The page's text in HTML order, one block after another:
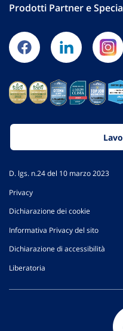
Prodotti Partner e
D. lgs. n.24 del 10 marzo 2023
Privacy
Dichiarazione dei cookie
Informativa Privacy del sito
Dichiarazione di accessibilità
Liberatoria